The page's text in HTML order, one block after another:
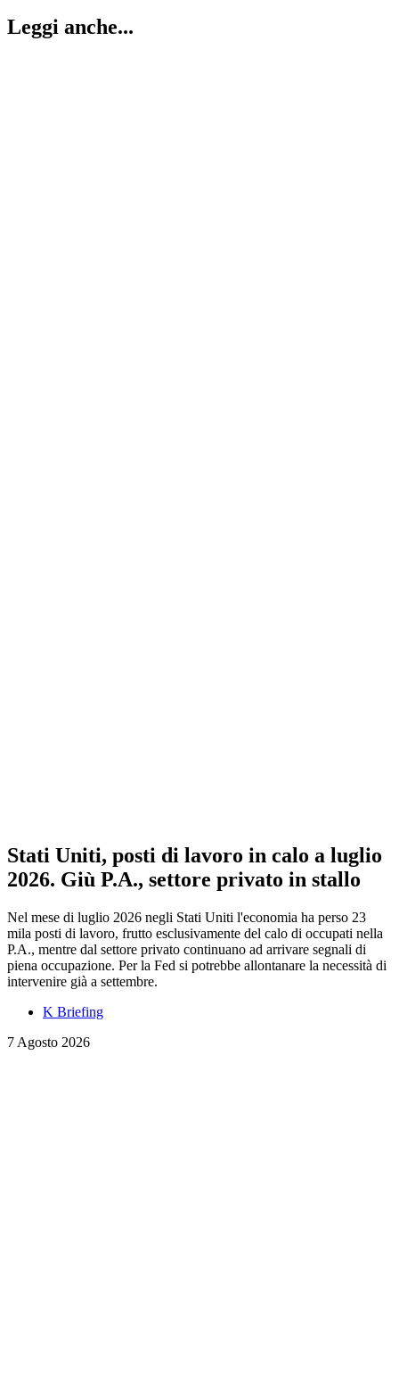
Leggi anche...
Stati Uniti, posti di lavoro in calo a luglio
2026. Giù P.A., settore privato in stallo
Nel mese di luglio 2026 negli Stati Uniti l'economia ha perso 23
mila posti di lavoro, frutto esclusivamente del calo di occupati nella
P.A., mentre dal settore privato continuano ad arrivare segnali di
piena occupazione. Per la Fed si potrebbe allontanare la necessità di
intervenire già a settembre.
K Briefing
7 Agosto 2026